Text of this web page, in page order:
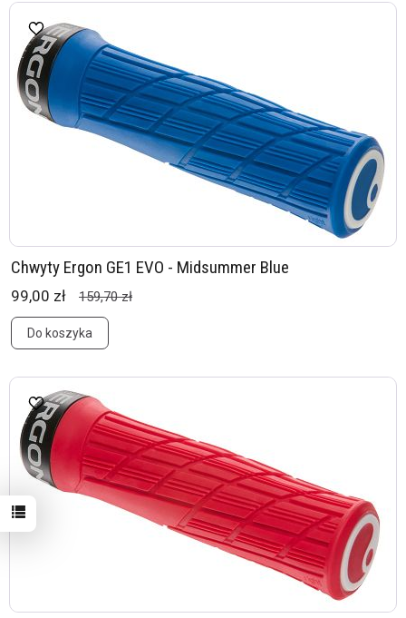
Chwyty Ergon GE1 EVO - Midsummer Blue
99,00 zł 159,70 zł
Do koszyka